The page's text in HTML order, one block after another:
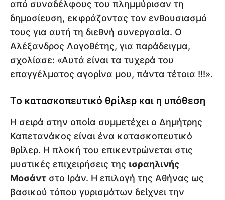
από συναδέλφους του πλημμύρισαν τη
δημοσίευση, εκφράζοντας τον ενθουσιασμό
τους για αυτή τη διεθνή συνεργασία. Ο
Αλέξανδρος Λογοθέτης, για παράδειγμα,
σχολίασε: «Αυτά είναι τα τυχερά του
επαγγέλματος αγορίνα μου, πάντα τέτοια !!!».
Το κατασκοπευτικό θρίλερ και η υπόθεση
Η σειρά στην οποία συμμετέχει ο Δημήτρης
Καπετανάκος είναι ένα κατασκοπευτικό
θρίλερ. Η πλοκή του επικεντρώνεται στις
μυστικές επιχειρήσεις της ισραηλινής
Μοσάντ στο Ιράν. Η επιλογή της Αθήνας ως
βασικού τόπου γυρισμάτων δείχνει την